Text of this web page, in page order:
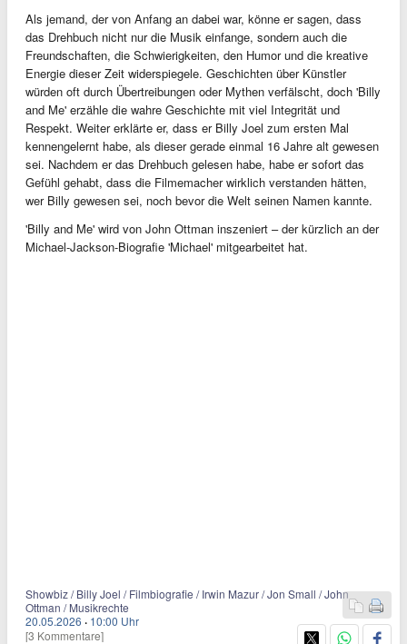
Als jemand, der von Anfang an dabei war, könne er sagen, dass
das Drehbuch nicht nur die Musik einfange, sondern auch die
Freundschaften, die Schwierigkeiten, den Humor und die kreative
Energie dieser Zeit widerspiegele. Geschichten über Künstler
würden oft durch Übertreibungen oder Mythen verfälscht, doch 'Billy
and Me' erzähle die wahre Geschichte mit viel Integrität und
Respekt. Weiter erklärte er, dass er Billy Joel zum ersten Mal
kennengelernt habe, als dieser gerade einmal 16 Jahre alt gewesen
sei. Nachdem er das Drehbuch gelesen habe, habe er sofort das
Gefühl gehabt, dass die Filmemacher wirklich verstanden hätten,
wer Billy gewesen sei, noch bevor die Welt seinen Namen kannte.
'Billy and Me' wird von John Ottman inszeniert – der kürzlich an der
Michael-Jackson-Biografie 'Michael' mitgearbeitet hat.
Showbiz / Billy Joel / Filmbiografie / Irwin Mazur / Jon Small / John
Ottman / Musikrechte
20.05.2026 · 10:00 Uhr
[3 Kommentare]